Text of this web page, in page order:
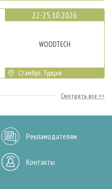
22-25.10.2026
WOODTECH
Стамбул, Турция
Смотреть все
Рекламодателям
Контакты